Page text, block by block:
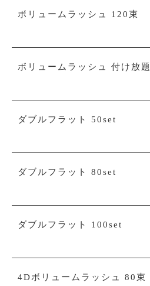
ボリュームラッシュ 120束
ボリュームラッシュ 付け放題
ダブルフラット 50set
ダブルフラット 80set
ダブルフラット 100set
4Dボリュームラッシュ 80束